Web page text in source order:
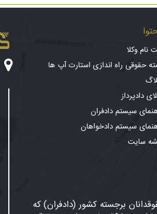
نام وکلا
حقوقی راه اندازی استارت آپ ها
دادپرداز
سیستم دادفران
سیستم دادخواهان
سایت
برجسته کشور (دادفران) که